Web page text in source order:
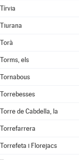
Tírvia
Tiurana
Torà
Torms, els
Tornabous
Torrebesses
Torre de Cabdella, la
Torrefarrera
Torrefeta i Florejacs